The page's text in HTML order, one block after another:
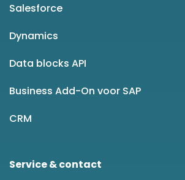
Salesforce
Dynamics
Data blocks API
Business Add-On voor SAP
CRM
Service & contact